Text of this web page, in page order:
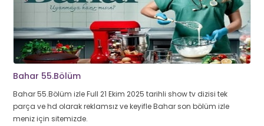
Bahar 55.Bölüm
Bahar 55.Bölüm izle Full 21 Ekim 2025 tarihli show tv dizisi tek
parça ve hd olarak reklamsız ve keyifle Bahar son bölüm izle
meniz için sitemizde.